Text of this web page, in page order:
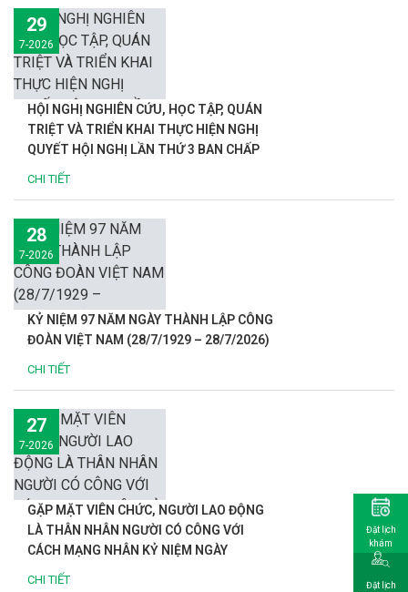
29
7-2026
HỘI NGHỊ NGHIÊN CỨU, HỌC TẬP, QUÁN
TRIỆT VÀ TRIỂN KHAI THỰC HIỆN NGHỊ
QUYẾT HỘI NGHỊ LẦN THỨ 3 BAN CHẤP
HÀNH TRUNG ƯƠNG ĐẢNG KHÓA XIV
CHI TIẾT
28
7-2026
KỶ NIỆM 97 NĂM NGÀY THÀNH LẬP CÔNG
ĐOÀN VIỆT NAM (28/7/1929 – 28/7/2026)
CHI TIẾT
27
7-2026
GẶP MẶT VIÊN CHỨC, NGƯỜI LAO ĐỘNG
LÀ THÂN NHÂN NGƯỜI CÓ CÔNG VỚI
CÁCH MẠNG NHÂN KỶ NIỆM NGÀY
THƯƠNG BINH - LIỆT SĨ 27/7/2026
CHI TIẾT
Đặt lịch
khám
Đặt lịch